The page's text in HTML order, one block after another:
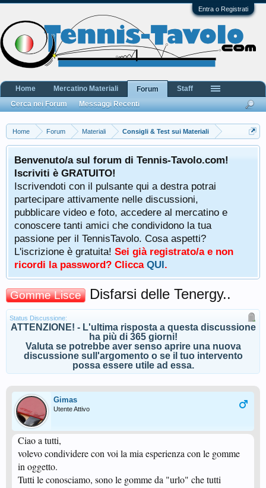
Entra o Registrati
Home Forum Materiali Consigli & Test sui Materiali
Benvenuto/a sul forum di Tennis-Tavolo.com!
Iscriviti è GRATUITO!
Iscrivendoti con il pulsante qui a destra potrai
partecipare attivamente nelle discussioni,
pubblicare video e foto, accedere al mercatino e
conoscere tanti amici che condividono la tua
passione per il TennisTavolo. Cosa aspetti?
L'iscrizione è gratuita! Sei già registrato/a e non
ricordi la password? Clicca QUI.
Gomme Lisce Disfarsi delle Tenergy..
Status Discussione:
ATTENZIONE! - L'ultima risposta a questa discussione
ha più di 365 giorni!
Valuta se potrebbe aver senso aprire una nuova
discussione sull'argomento o se il tuo intervento
possa essere utile ad essa.
Gimas
Utente Attivo
Ciao a tutti,
volevo condividere con voi la mia esperienza con le gomme
in oggetto.
Tutti le conosciamo, sono le gomme da "urlo" che tutti
Home Mercatino Materiali
Forum
Cerca nei Forum
Messaggi Recenti
Staff